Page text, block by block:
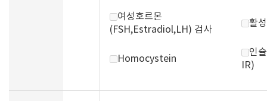
여성호르몬
(FSH,Estradiol,LH) 검사
활
Homocystein
인
IR)